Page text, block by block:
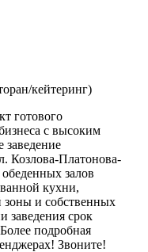
кейтеринг)
готового
с высоким
заведение
Козлова-Платонова-
залов
кухни,
и собственных
заведения срок
подробная
Звоните!